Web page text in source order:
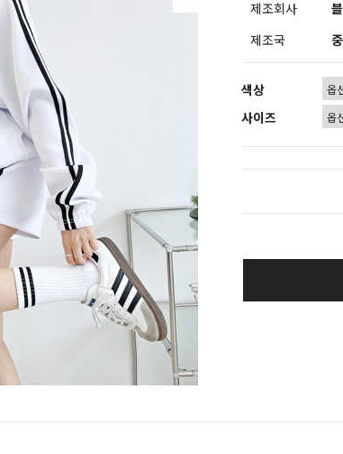
제조회사
제조국 중
색상
사이즈